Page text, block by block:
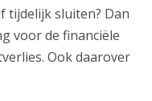
tijdelijk sluiten? Dan
voor de financiële
Ook daarover